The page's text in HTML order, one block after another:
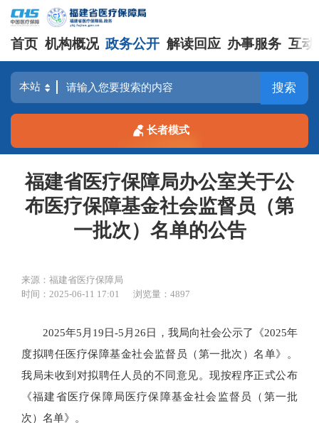
首页 机构概况 政务公开 解读回应 办事服务 互动
搜索
长者模式
福建省医疗保障局办公室关于公
布医疗保障基金社会监督员（第
一批次）名单的公告
来源：福建省医疗保障局
时间：2025-06-11 17:01
浏览量：4897
2025年5月19日-5月26日，我局向社会公示了《2025年
度拟聘任医疗保障基金社会监督员（第一批次）名单》。
我局未收到对拟聘任人员的不同意见。现按程序正式公布
《福建省医疗保障局医疗保障基金社会监督员（第一批
次）名单》。